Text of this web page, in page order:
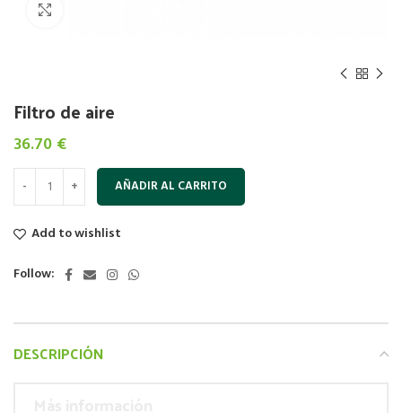
Filtro de aire
36.70 €
AÑADIR AL CARRITO
Add to wishlist
Follow:
DESCRIPCIÓN